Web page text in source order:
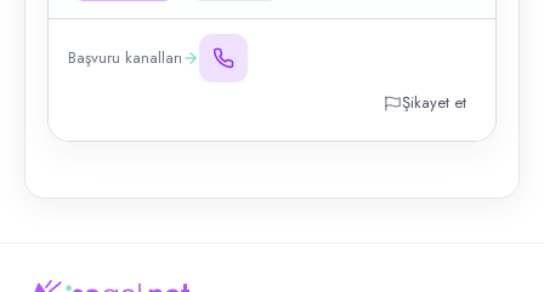
Başvuru kanalları
Şikayet et